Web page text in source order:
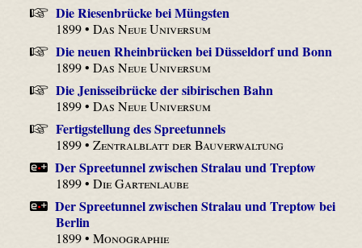
Die Riesenbrücke bei Müngsten
1899 •Das Neue Universum
Die neuen Rheinbrücken bei Düsseldorf und Bonn
1899 •Das Neue Universum
Die Jenisseibrücke der sibirischen Bahn
1899 •Das Neue Universum
Fertigstellung des Spreetunnels
1899 •Zentralblatt der Bauverwaltung
Der Spreetunnel zwischen Stralau und Treptow
1899 •Die Gartenlaube
Der Spreetunnel zwischen Stralau und Treptow bei
Berlin
1899 •Monographie